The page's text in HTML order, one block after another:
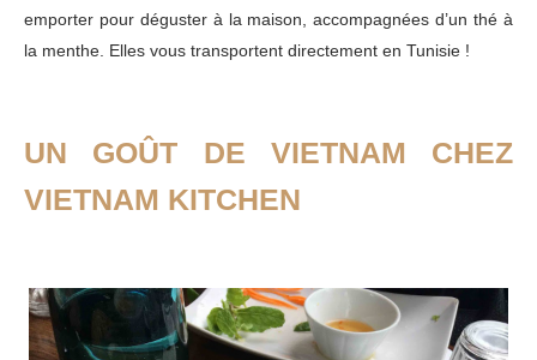
emporter pour déguster à la maison, accompagnées d’un thé à
la menthe. Elles vous transportent directement en Tunisie !
UN GOÛT DE VIETNAM CHEZ
VIETNAM KITCHEN